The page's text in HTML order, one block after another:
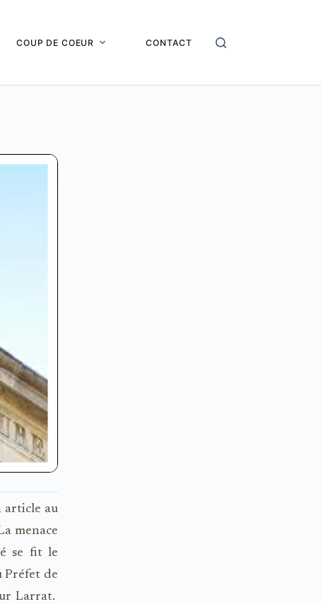
COUP DE COEUR CONTACT
article au
menace
se fit le
Préfet de
Larrat.